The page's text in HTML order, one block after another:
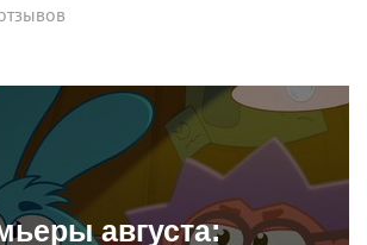
августа: